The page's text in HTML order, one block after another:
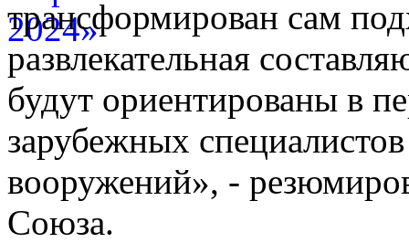
трансформирован сам
развлекательная
будут ориентированы в
зарубежных
вооружений», -
Союза.